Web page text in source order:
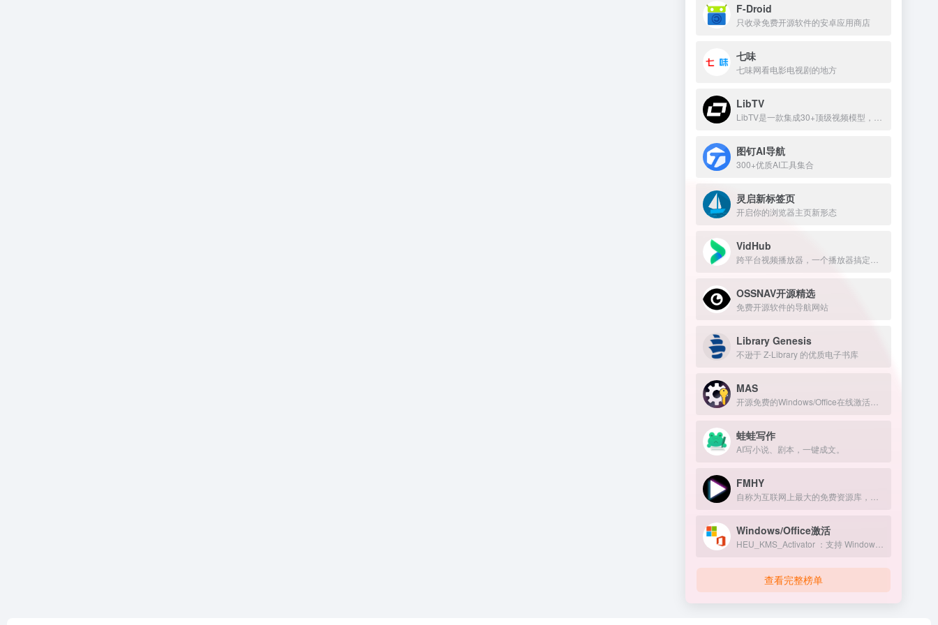
F-Droid
只收录免费开源软件的安卓应用商店
七味
七味网看电影电视剧的地方
LibTV
图钉AI导航
300+优质AI工具集合
灵启新标签页
开启你的浏览器主页新形态
VidHub
OSSNAV开源精选
免费开源软件的导航网站
Library Genesis
不逊于 Z-Library 的优质电子书库
MAS
蛙蛙写作
AI写小说、剧本，一键成文。
FMHY
Windows/Office激活
查看完整榜单